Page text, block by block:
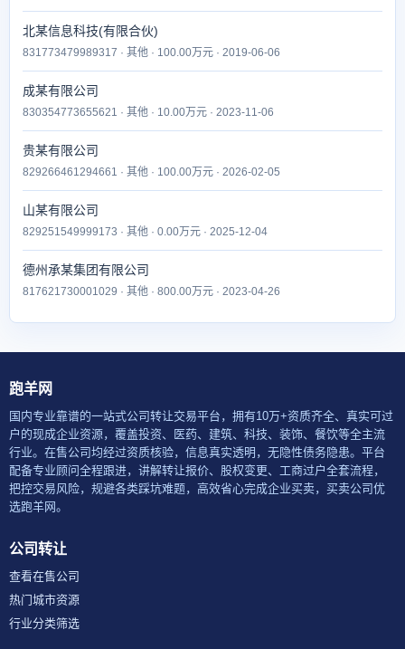
北某信息科技(有限合伙)
831773479989317 · 其他 · 100.00万元 · 2019-06-06
成某有限公司
830354773655621 · 其他 · 10.00万元 · 2023-11-06
贵某有限公司
829266461294661 · 其他 · 100.00万元 · 2026-02-05
山某有限公司
829251549999173 · 其他 · 0.00万元 · 2025-12-04
德州承某集团有限公司
817621730001029 · 其他 · 800.00万元 · 2023-04-26
跑羊网
国内专业靠谱的一站式公司转让交易平台，拥有10万+资质齐全、真实可过
户的现成企业资源，覆盖投资、医药、建筑、科技、装饰、餐饮等全主流
行业。在售公司均经过资质核验，信息真实透明，无隐性债务隐患。平台
配备专业顾问全程跟进，讲解转让报价、股权变更、工商过户全套流程，
把控交易风险，规避各类踩坑难题，高效省心完成企业买卖，买卖公司优
选跑羊网。
公司转让
查看在售公司
热门城市资源
行业分类筛选